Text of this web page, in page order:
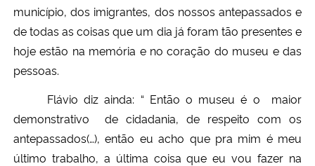
município, dos imigrantes, dos nossos antepassados e
de todas as coisas que um dia já foram tão presentes e
hoje estão na memória e no coração do museu e das
pessoas.
Flávio diz ainda: “ Então o museu é o maior
demonstrativo de cidadania, de respeito com os
antepassados(…), então eu acho que pra mim é meu
último trabalho, a última coisa que eu vou fazer na